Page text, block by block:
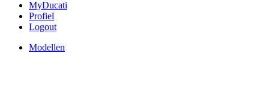
MyDucati
Profiel
Logout
Modellen